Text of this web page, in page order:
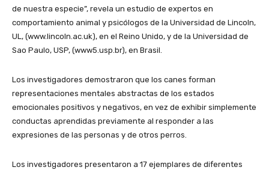
de nuestra especie”, revela un estudio de expertos en
comportamiento animal y psicólogos de la Universidad de Lincoln,
UL, (www.lincoln.ac.uk), en el Reino Unido, y de la Universidad de
Sao Paulo, USP, (www5.usp.br), en Brasil.
Los investigadores demostraron que los canes forman
representaciones mentales abstractas de los estados
emocionales positivos y negativos, en vez de exhibir simplemente
conductas aprendidas previamente al responder a las
expresiones de las personas y de otros perros.
Los investigadores presentaron a 17 ejemplares de diferentes